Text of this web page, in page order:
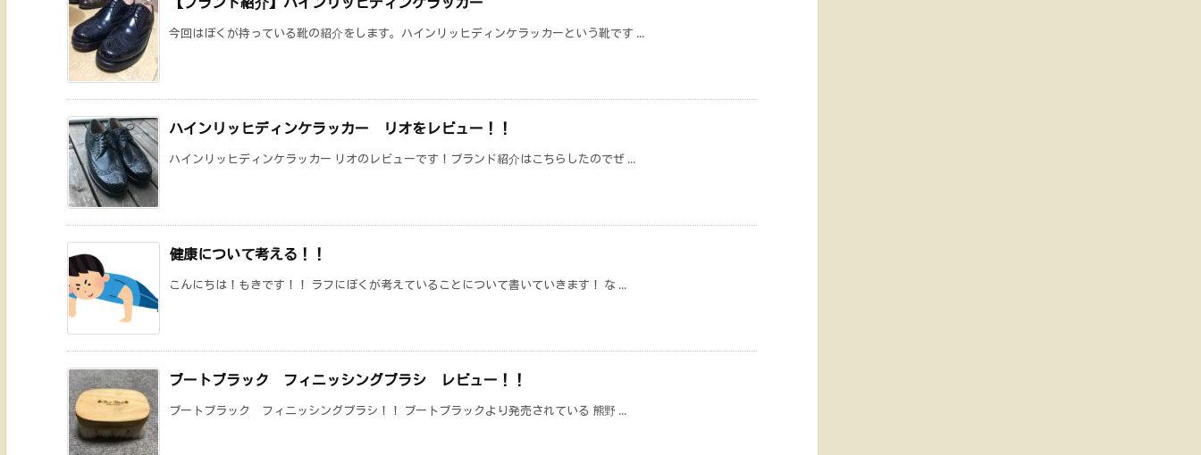
今回はぼくが持っている靴の紹介をします。ハインリッヒディンケラッカーという靴です ...
ハインリッヒディンケラッカー リオをレビュー！！
ハインリッヒディンケラッカー リオのレビューです！ブランド紹介はこちらしたのでぜ ...
健康について考える！！
こんにちは！もきです！！ ラフにぼくが考えていることについて書いていきます！ な ...
ブートブラック フィニッシングブラシ レビュー！！
ブートブラック フィニッシングブラシ！！ ブートブラックより発売されている 熊野 ...